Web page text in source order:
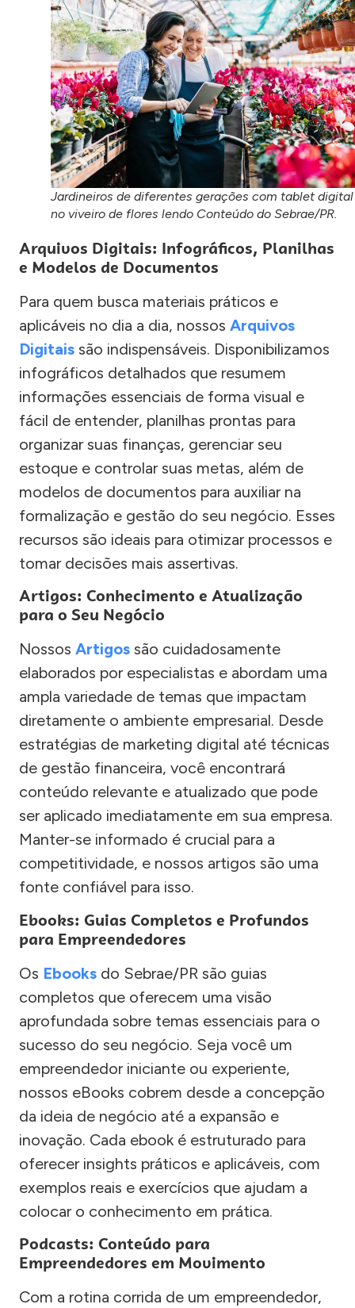
Jardineiros de diferentes gerações com tablet digital
no viveiro de flores lendo Conteúdo do Sebrae/PR.
Arquivos Digitais: Infográficos, Planilhas
e Modelos de Documentos
Para quem busca materiais práticos e
aplicáveis no dia a dia, nossos Arquivos
Digitais são indispensáveis. Disponibilizamos
infográficos detalhados que resumem
informações essenciais de forma visual e
fácil de entender, planilhas prontas para
organizar suas finanças, gerenciar seu
estoque e controlar suas metas, além de
modelos de documentos para auxiliar na
formalização e gestão do seu negócio. Esses
recursos são ideais para otimizar processos e
tomar decisões mais assertivas.
Artigos: Conhecimento e Atualização
para o Seu Negócio
Nossos Artigos são cuidadosamente
elaborados por especialistas e abordam uma
ampla variedade de temas que impactam
diretamente o ambiente empresarial. Desde
estratégias de marketing digital até técnicas
de gestão financeira, você encontrará
conteúdo relevante e atualizado que pode
ser aplicado imediatamente em sua empresa.
Manter-se informado é crucial para a
competitividade, e nossos artigos são uma
fonte confiável para isso.
Ebooks: Guias Completos e Profundos
para Empreendedores
Os Ebooks do Sebrae/PR são guias
completos que oferecem uma visão
aprofundada sobre temas essenciais para o
sucesso do seu negócio. Seja você um
empreendedor iniciante ou experiente,
nossos eBooks cobrem desde a concepção
da ideia de negócio até a expansão e
inovação. Cada ebook é estruturado para
oferecer insights práticos e aplicáveis, com
exemplos reais e exercícios que ajudam a
colocar o conhecimento em prática.
Podcasts: Conteúdo para
Empreendedores em Movimento
Com a rotina corrida de um empreendedor,